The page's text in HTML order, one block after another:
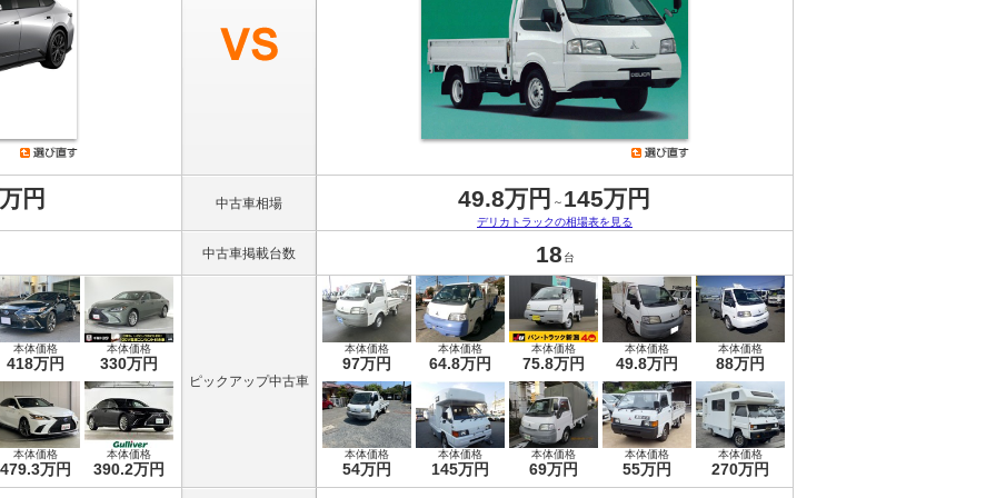
円 中古車相場 49.8万円 ～ 145万円
デリカトラックの相場表を見る
中古車掲載台数 18 台
本体価格
418万円
本体価格
330万円
本体価格
479.3万円
本体価格
390.2万円
ピックアップ中古車
本体価格
97万円
本体価格
64.8万円
本体価格
75.8万円
本体価格
49.8万円
本体価格
88万円
本体価格
54万円
本体価格
145万円
本体価格
69万円
本体価格
55万円
本体価格
270万円